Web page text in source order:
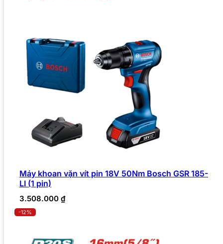
Máy khoan vặn vít pin 18V 50Nm Bosch GSR 185-
LI (1 pin)
3.508.000 ₫
-12%